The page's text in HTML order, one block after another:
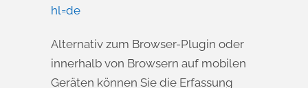
hl=de
Alternativ zum Browser-Plugin oder
innerhalb von Browsern auf mobilen
Geräten können Sie die Erfassung